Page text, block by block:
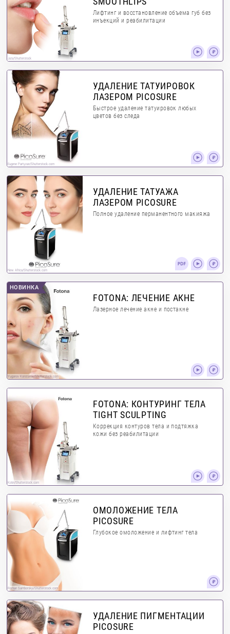
Juta/Shutterstock
Лифтинг и восстановление объема губ без
инъекций и реабилитации
Eugene Partyzan/Shutterstock.com
УДАЛЕНИЕ ТАТУИРОВОК
ЛАЗЕРОМ PICOSURE
Быстрое удаление татуировок любых
цветов без следа
New Africa/Shutterstock.com
УДАЛЕНИЕ ТАТУАЖА
ЛАЗЕРОМ PICOSURE
Полное удаление перманентного макияжа
НОВИНКА
Yuganov Konstantin/Shutterstock.com
FOTONA: ЛЕЧЕНИЕ АКНЕ
Лазерное лечение акне и постакне
Kotin/Shutterstock.com
FOTONA: КОНТУРИНГ ТЕЛА
TIGHT SCULPTING
Коррекция контуров тела и подтяжка
кожи без реабилитации
Roman Samborskyi/Shutterstock.com
ОМОЛОЖЕНИЕ ТЕЛА
PICOSURE
Глубокое омоложение и лифтинг тела
УДАЛЕНИЕ ПИГМЕНТАЦИИ
PICOSURE